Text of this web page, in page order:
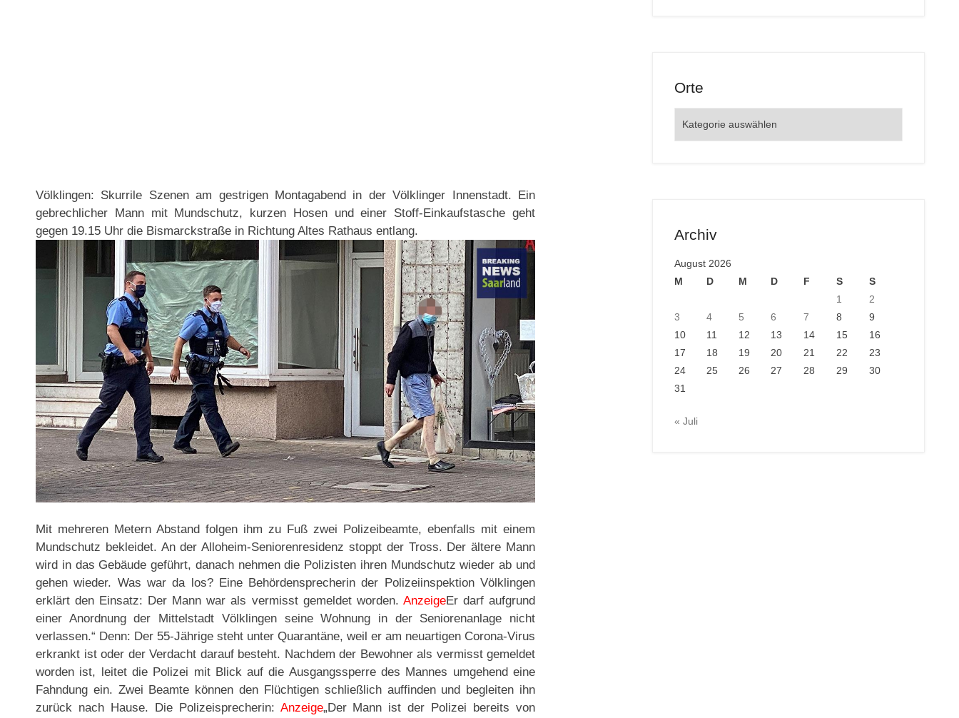
Völklingen: Skurrile Szenen am gestrigen Montagabend in der Völklinger Innenstadt. Ein
gebrechlicher Mann mit Mundschutz, kurzen Hosen und einer Stoff-Einkaufstasche geht
gegen 19.15 Uhr die Bismarckstraße in Richtung Altes Rathaus entlang.
Mit mehreren Metern Abstand folgen ihm zu Fuß zwei Polizeibeamte, ebenfalls mit einem
Mundschutz bekleidet. An der Alloheim-Seniorenresidenz stoppt der Tross. Der ältere Mann
wird in das Gebäude geführt, danach nehmen die Polizisten ihren Mundschutz wieder ab und
gehen wieder. Was war da los? Eine Behördensprecherin der Polizeiinspektion Völklingen
erklärt den Einsatz: Der Mann war als vermisst gemeldet worden. AnzeigeEr darf aufgrund
einer Anordnung der Mittelstadt Völklingen seine Wohnung in der Seniorenanlage nicht
verlassen.“ Denn: Der 55-Jährige steht unter Quarantäne, weil er am neuartigen Corona-Virus
erkrankt ist oder der Verdacht darauf besteht. Nachdem der Bewohner als vermisst gemeldet
worden ist, leitet die Polizei mit Blick auf die Ausgangssperre des Mannes umgehend eine
Fahndung ein. Zwei Beamte können den Flüchtigen schließlich auffinden und begleiten ihn
zurück nach Hause. Die Polizeisprecherin: Anzeige„Der Mann ist der Polizei bereits von
Orte
Archiv
August 2026
M
D M D F S
S
1
2
3
4 5 6 7 8
9
10
11 12 13 14 15
16
17
18 19 20 21 22
23
24
25 26 27 28 29
30
31
« Juli